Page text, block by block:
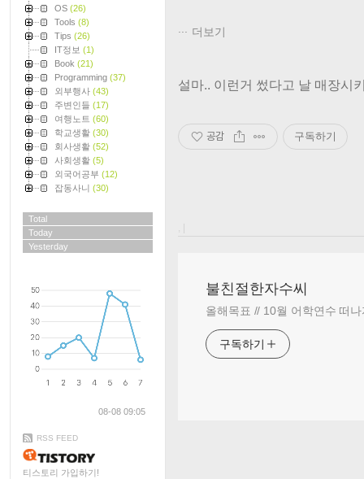
OS (26)
Tools (8)
Tips (26)
IT정보 (1)
Book (21)
Programming (37)
외부행사 (43)
주변인들 (17)
여행노트 (60)
학교생활 (30)
회사생활 (52)
사회생활 (5)
외국어공부 (12)
잡동사니 (30)
Total
Today
Yesterday
08-08 09:05
RSS FEED
티스토리 가입하기!
더보기
설마.. 이런거 썼다고 날 매장시
공감 구독하기
, |
불친절한자수씨
올해목표 // 10월 어학연수 떠나
구독하기